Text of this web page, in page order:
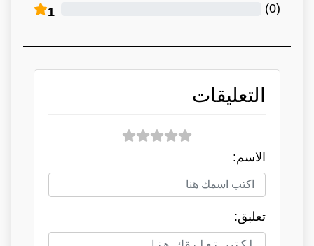
1 (
0
)
التعليقات
الاسم:
تعلبق: